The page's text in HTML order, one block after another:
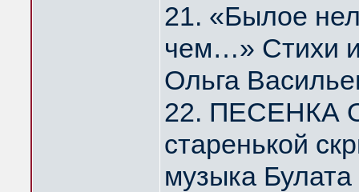
21. «Былое
чем…» Стихи
Ольга
22. ПЕСЕНКА
старенькой
музыка